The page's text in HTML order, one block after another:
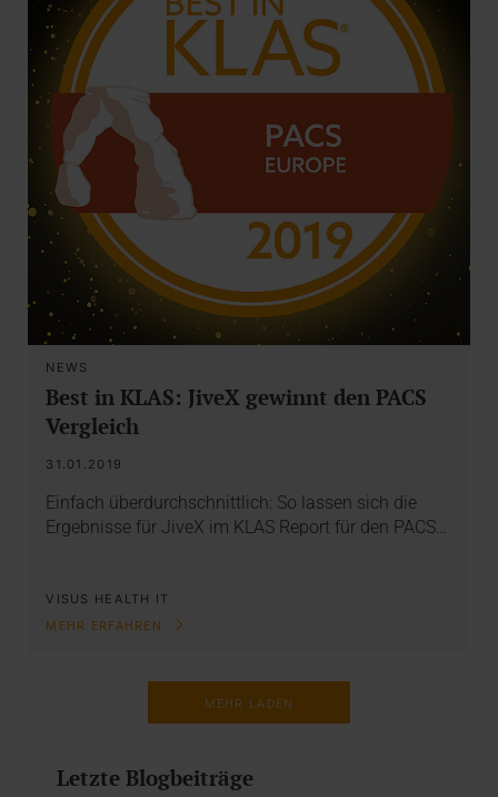
NEWS
Best in KLAS: JiveX gewinnt den PACS
Vergleich
31.01.2019
Einfach überdurchschnittlich: So lassen sich die
Ergebnisse für JiveX im KLAS Report für den PACS…
VISUS HEALTH IT
MEHR ERFAHREN
MEHR LADEN
Letzte Blogbeiträge